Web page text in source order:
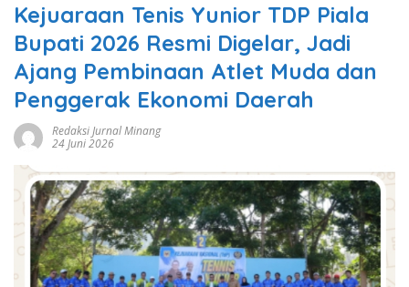
Kejuaraan Tenis Yunior TDP Piala
Bupati 2026 Resmi Digelar, Jadi
Ajang Pembinaan Atlet Muda dan
Penggerak Ekonomi Daerah
Redaksi Jurnal Minang
24 Juni 2026